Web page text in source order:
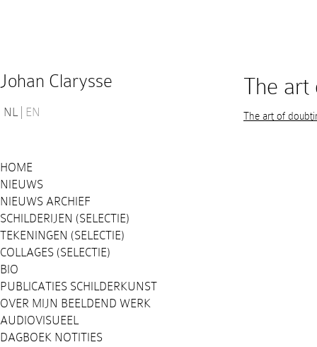
Johan Clarysse
NL EN
HOME
NIEUWS
NIEUWS ARCHIEF
SCHILDERIJEN (SELECTIE)
TEKENINGEN (SELECTIE)
COLLAGES (SELECTIE)
BIO
PUBLICATIES SCHILDERKUNST
OVER MIJN BEELDEND WERK
AUDIOVISUEEL
DAGBOEK NOTITIES
The art
The art of